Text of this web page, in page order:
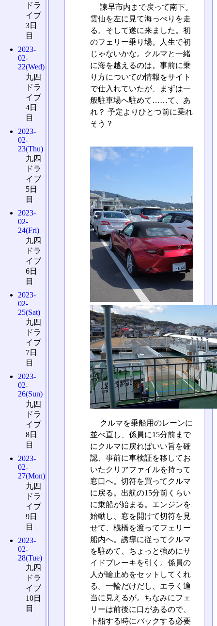
諫早市内まで戻って南下。
雲仙を左に見て海っぺりを走
る。そして遂に来ました。初
のフェリー乗り場。人生で初
じゃないかな。クルマと一緒
に海を越えるのは。事前に乗
り方についての情報をサイト
で仕入れていたが、まずは一
般駐車場へ駐めて……て、あ
れ？ 予定よりひとつ前に乗れ
そう？
クルマを乗船用のレーンに
並べ直し、係員に15分前まで
にクルマに戻ればいい旨を確
認、事前に車検証を移してお
いたクリアファイルを持って
窓口へ。切符を買ってクルマ
に戻る。出航の15分前くらい
に乗船が始まる。エンジンを
始動し、窓を開けて切符を見
せて、桟橋を渡ってフェリー
船内へ。誘導に従ってクルマ
を駐めて、ちょっと強めにサ
イドブレーキを引く。係員の
人が輪止めをセットしてくれ
る。一輪だけだし、エラく適
当に見えるが。ちなみにフェ
リーは前後に口があるので、
下船する時にバックする必要
ドラ
イブ
3日
目
2023-
02-
22(Wed)
九四
ドラ
イブ
4日
目
2023-
02-
23(Thu)
九四
ドラ
イブ
5日
目
2023-
02-
24(Fri)
九四
ドラ
イブ
6日
目
2023-
02-
25(Sat)
九四
ドラ
イブ
7日
目
2023-
02-
26(Sun)
九四
ドラ
イブ
8日
目
2023-
02-
27(Mon)
九四
ドラ
イブ
9日
目
2023-
02-
28(Tue)
九四
ドラ
イブ
10日
目